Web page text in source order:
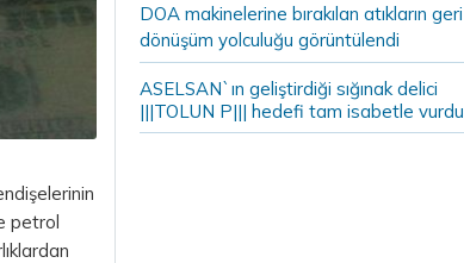
petrol
DOA makinelerine bırakılan atıkların geri
dönüşüm yolculuğu görüntülendi
ASELSAN`ın geliştirdiği sığınak delici
|||TOLUN P||| hedefi tam isabetle vurdu